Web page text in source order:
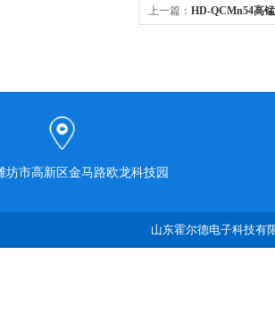
上一篇： HD-QCMn54高
坊市高新区金马路欧龙科技园
山东霍尔德电子科技有